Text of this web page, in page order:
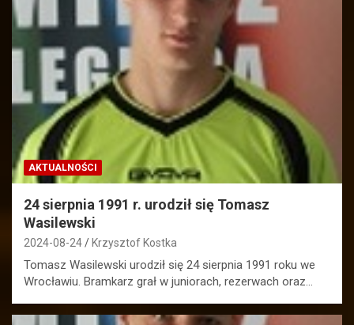
AKTUALNOŚCI
24 sierpnia 1991 r. urodził się Tomasz
Wasilewski
2024-08-24 Krzysztof Kostka
Tomasz Wasilewski urodził się 24 sierpnia 1991 roku we
Wrocławiu. Bramkarz grał w juniorach, rezerwach oraz…